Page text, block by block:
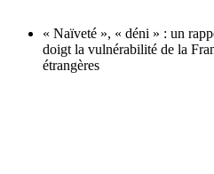
« Naïveté », « déni » : un
doigt la vulnérabilité de la
étrangères